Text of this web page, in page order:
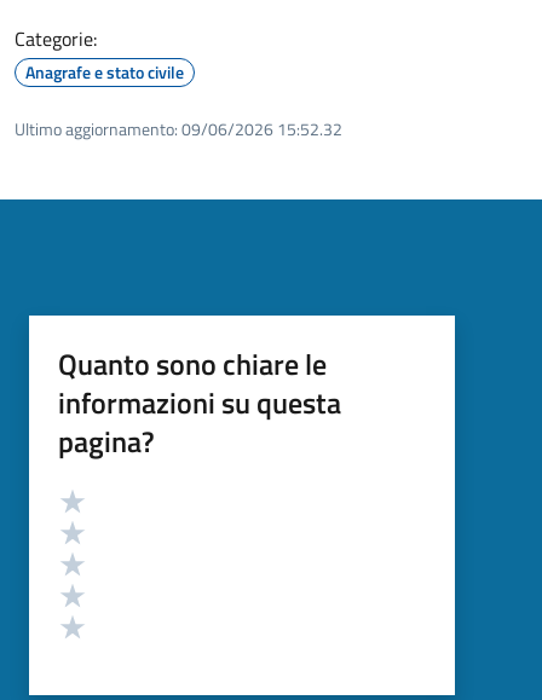
Categorie:
Anagrafe e stato civile
Ultimo aggiornamento:09/06/2026 15:52.32
Quanto sono chiare le
informazioni su questa
pagina?
Valutazione